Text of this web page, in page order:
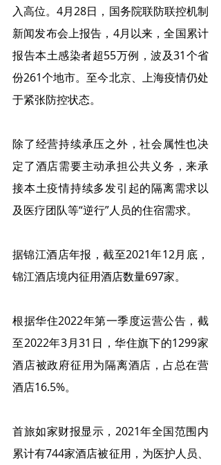
入高位。4月28日，国务院联防联控机制
新闻发布会上报告，4月以来，全国累计
报告本土感染者超55万例，波及31个省
份261个地市。至今北京、上海疫情仍处
于紧张防控状态。
除了经营持续承压之外，社会属性也决
定了酒店需要主动承担公共义务，来承
接本土疫情持续多发引起的隔离需求以
及医疗团队等“逆行”人员的住宿需求。
据锦江酒店年报，截至2021年12月底，
锦江酒店境内征用酒店数量697家。
根据华住2022年第一季度运营公告，截
至2022年3月31日，华住旗下的1299家
酒店被政府征用为隔离酒店，占总在营
酒店16.5%。
首旅如家财报显示，2021年全国范围内
累计有744家酒店被征用，为医护人员、